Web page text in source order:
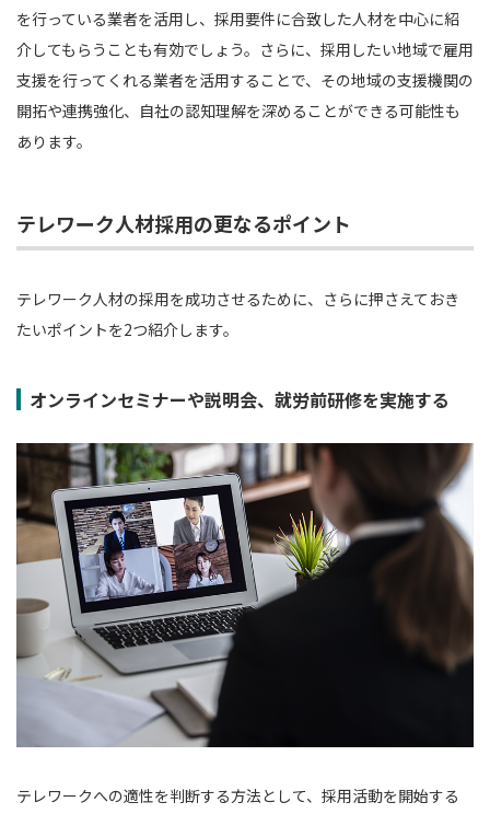
を行っている業者を活用し、採用要件に合致した人材を中心に紹
介してもらうことも有効でしょう。さらに、採用したい地域で雇用
支援を行ってくれる業者を活用することで、その地域の支援機関の
開拓や連携強化、自社の認知理解を深めることができる可能性も
あります。
テレワーク人材採用の更なるポイント
テレワーク人材の採用を成功させるために、さらに押さえておき
たいポイントを2つ紹介します。
オンラインセミナーや説明会、就労前研修を実施する
テレワークへの適性を判断する方法として、採用活動を開始する